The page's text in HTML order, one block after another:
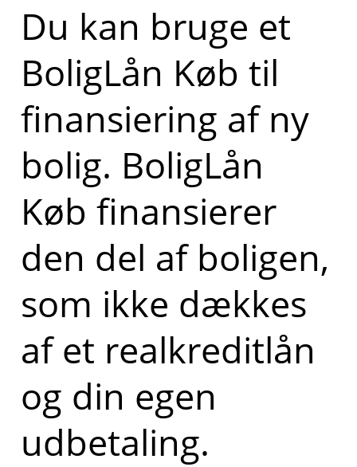
Du kan bruge et
BoligLån Køb til
finansiering af ny
bolig. BoligLån
Køb finansierer
den del af boligen,
som ikke dækkes
af et realkreditlån
og din egen
udbetaling.